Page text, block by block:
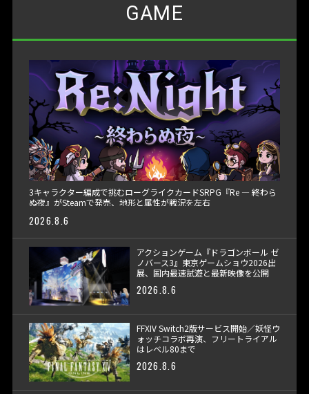
GAME
3キャラクター編成で挑むローグライクカードSRPG『Re ― 終わら
ぬ夜』がSteamで発売、地形と属性が戦況を左右
2026.8.6
アクションゲーム『ドラゴンボール ゼ
ノバース3』東京ゲームショウ2026出
展、国内最速試遊と最新映像を公開
2026.8.6
FFXIV Switch2版サービス開始／妖怪ウ
ォッチコラボ再演、フリートライアル
はレベル80まで
2026.8.6